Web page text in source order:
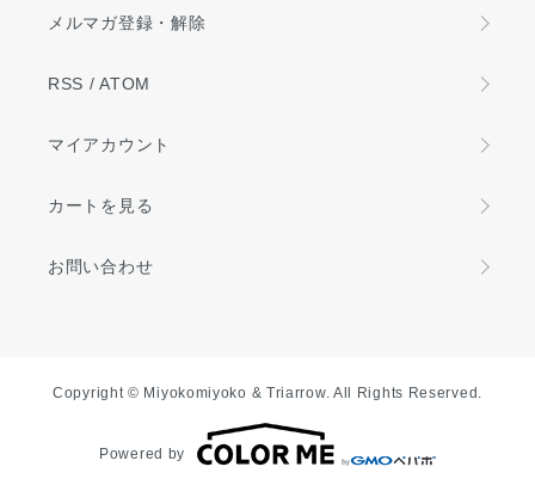
メルマガ登録・解除
RSS /ATOM
マイアカウント
カートを見る
お問い合わせ
Copyright © Miyokomiyoko & Triarrow. All Rights Reserved.
Powered by